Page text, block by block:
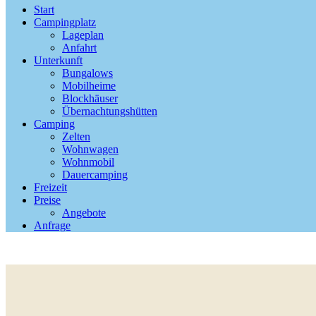
Start
Campingplatz
Lageplan
Anfahrt
Unterkunft
Bungalows
Mobilheime
Blockhäuser
Übernachtungshütten
Camping
Zelten
Wohnwagen
Wohnmobil
Dauercamping
Freizeit
Preise
Angebote
Anfrage